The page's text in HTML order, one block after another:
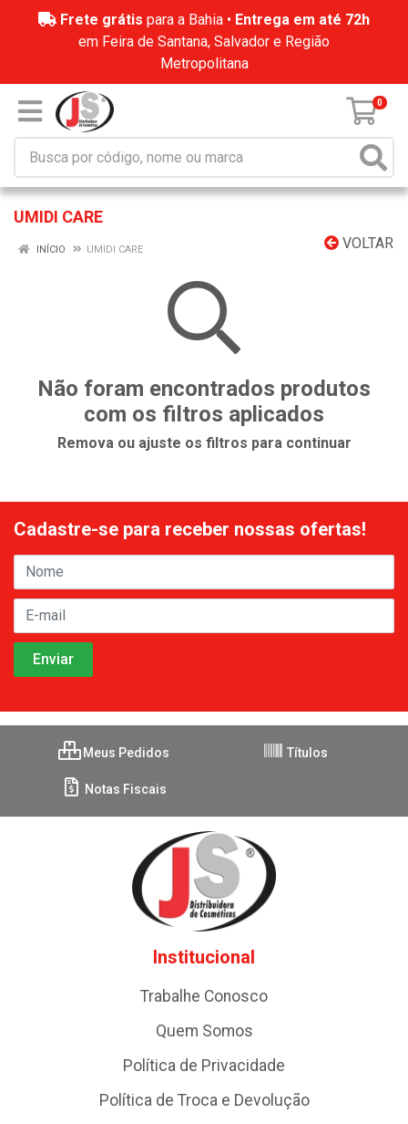
Frete grátis para a Bahia • Entrega em até 72h
em Feira de Santana, Salvador e Região
Metropolitana
0
UMIDI CARE
VOLTAR
INÍCIO UMIDI CARE
Não foram encontrados produtos
com os filtros aplicados
Remova ou ajuste os filtros para continuar
Cadastre-se para receber nossas ofertas!
Meus Pedidos Títulos
Notas Fiscais
Institucional
Trabalhe Conosco
Quem Somos
Política de Privacidade
Política de Troca e Devolução